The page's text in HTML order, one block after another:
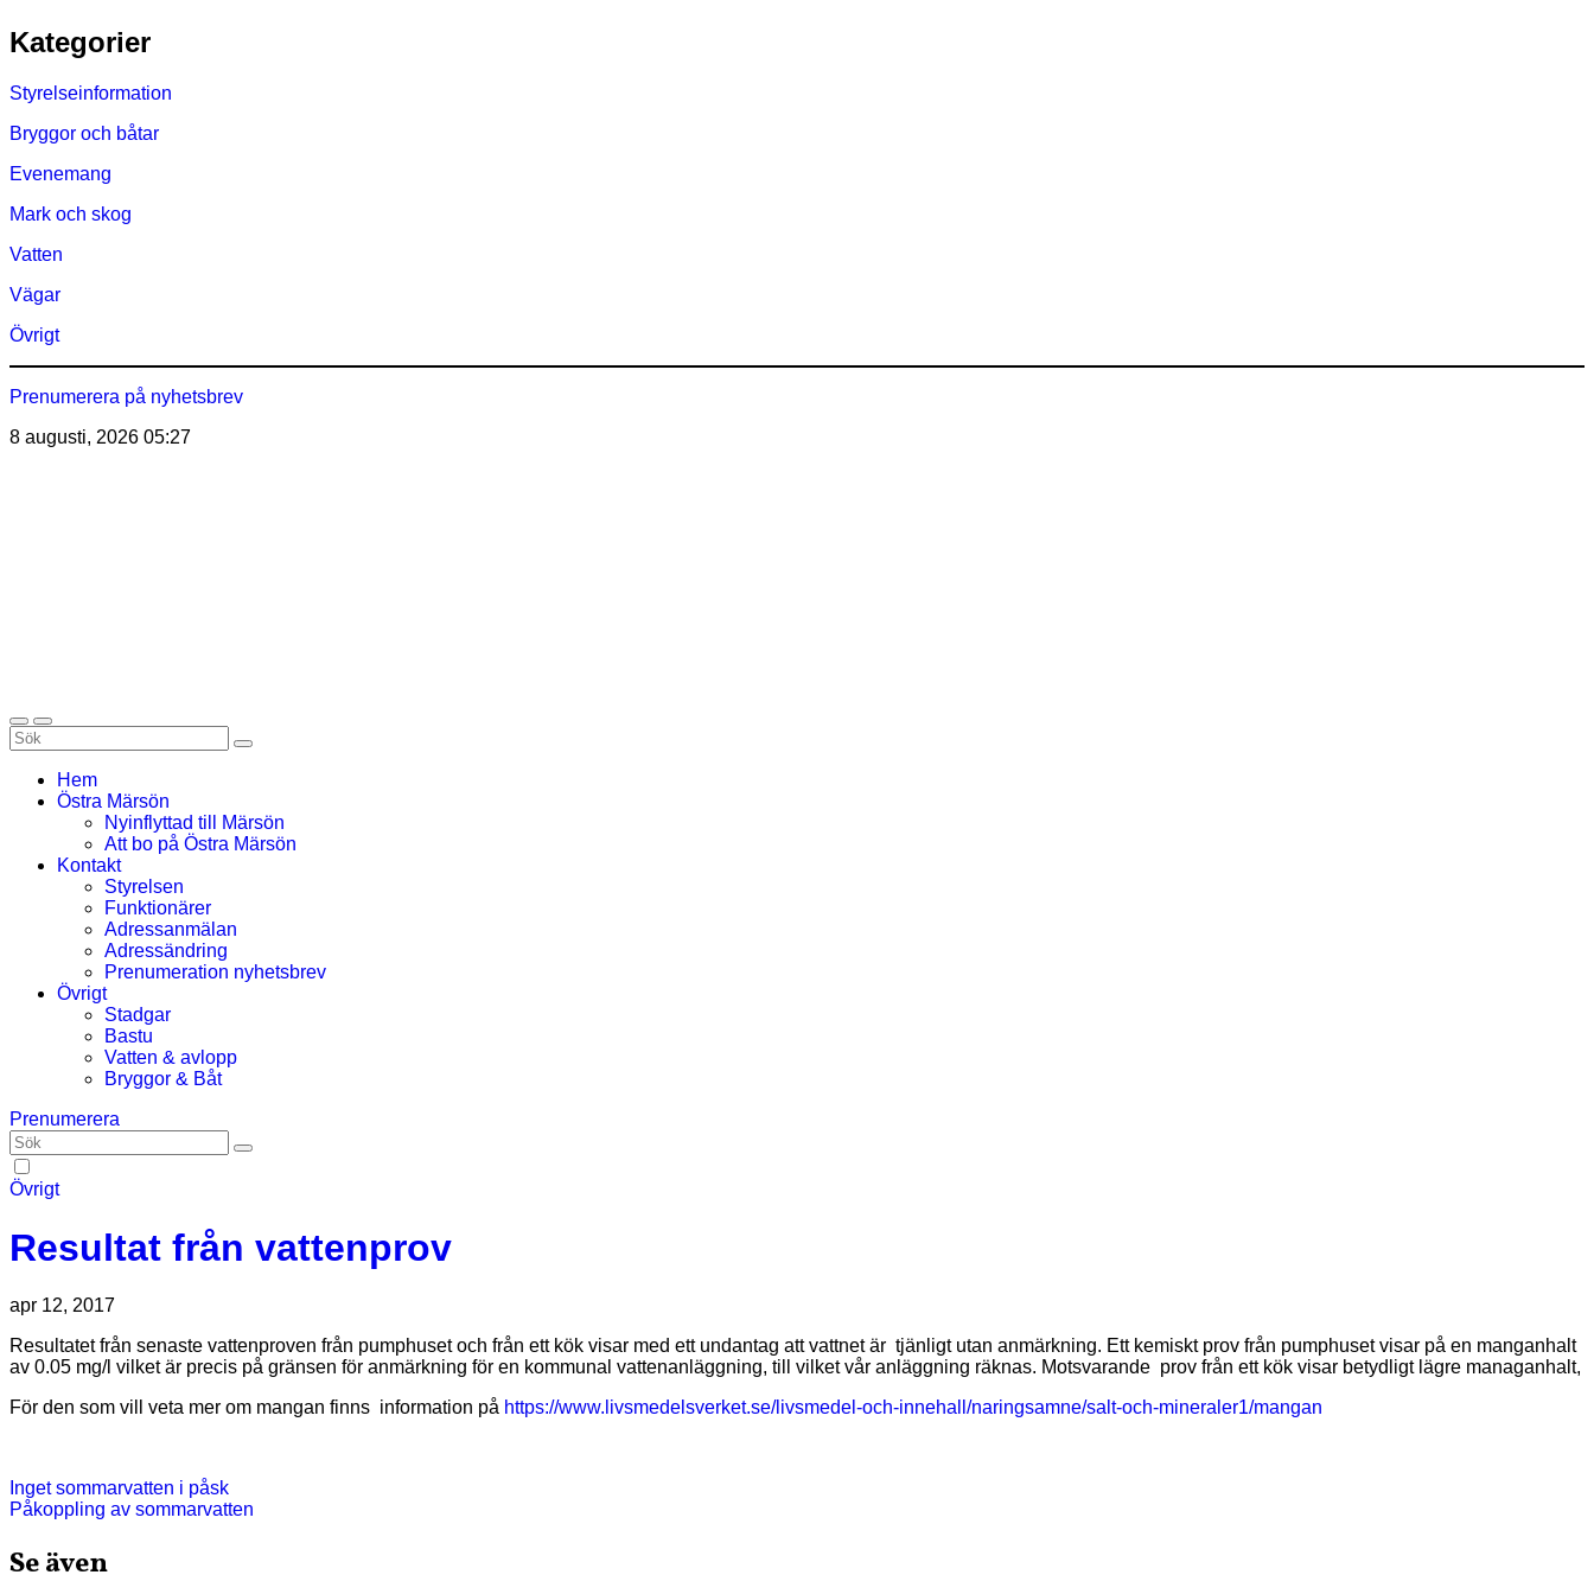
Hoppa
till
Kategorier
Styrelseinformation
Bryggor och båtar
Evenemang
Mark och skog
Vatten
Vägar
Övrigt
Prenumerera på nyhetsbrev
8 augusti, 2026 05:27
Hem
Östra Märsön
Nyinflyttad till Märsön
Att bo på Östra Märsön
Kontakt
Styrelsen
Funktionärer
Adressanmälan
Adressändring
Prenumeration nyhetsbrev
Övrigt
Stadgar
Bastu
Vatten & avlopp
Bryggor & Båt
Prenumerera
Övrigt
Resultat från vattenprov
apr 12, 2017
Resultatet från senaste vattenproven från pumphuset och från ett kök visar med ett undantag att vattnet är tjänligt utan anmärkning. Ett kemiskt prov från pumphuset visar på en manganhalt
av 0.05 mg/l vilket är precis på gränsen för anmärkning för en kommunal vattenanläggning, till vilket vår anläggning räknas. Motsvarande prov från ett kök visar betydligt lägre managanhalt,
För den som vill veta mer om mangan finns information på https://www.livsmedelsverket.se/livsmedel-och-innehall/naringsamne/salt-och-mineraler1/mangan
Inläggsnavigering
Inget sommarvatten i påsk
Påkoppling av sommarvatten
Se även